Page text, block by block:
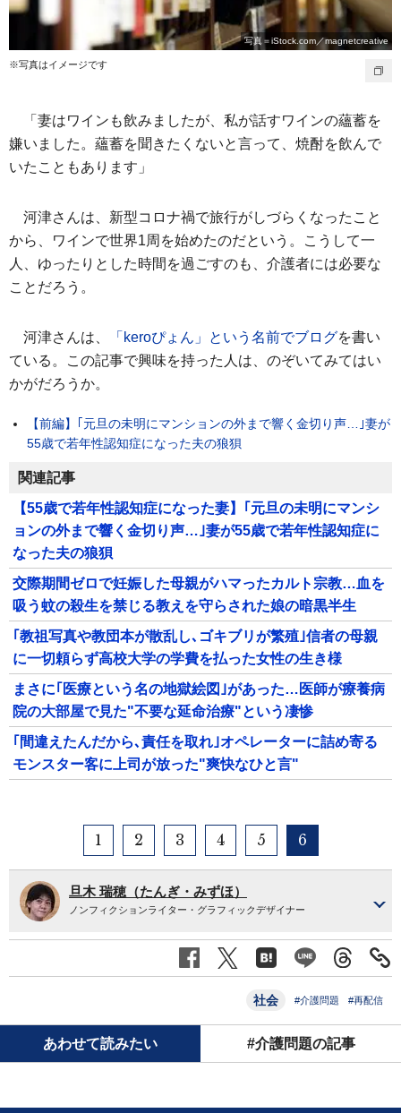
写真＝iStock.com／magnetcreative
※写真はイメージです
「妻はワインも飲みましたが、私が話すワインの蘊蓄を
嫌いました。蘊蓄を聞きたくないと言って、焼酎を飲んで
いたこともあります」
河津さんは、新型コロナ禍で旅行がしづらくなったこと
から、ワインで世界1周を始めたのだという。こうして一
人、ゆったりとした時間を過ごすのも、介護者には必要な
ことだろう。
河津さんは、 「keroぴょん」という名前でブログを書い
ている。この記事で興味を持った人は、のぞいてみてはい
かがだろうか。
【前編】｢元旦の未明にマンションの外まで響く金切り声…｣妻が
55歳で若年性認知症になった夫の狼狽
関連記事
【55歳で若年性認知症になった妻】｢元旦の未明にマンシ
ョンの外まで響く金切り声…｣妻が55歳で若年性認知症に
なった夫の狼狽
交際期間ゼロで妊娠した母親がハマったカルト宗教…血を
吸う蚊の殺生を禁じる教えを守らされた娘の暗黒半生
｢教祖写真や教団本が散乱し､ゴキブリが繁殖｣信者の母親
に一切頼らず高校大学の学費を払った女性の生き様
まさに｢医療という名の地獄絵図｣があった…医師が療養病
院の大部屋で見た"不要な延命治療"という凄惨
｢間違えたんだから､責任を取れ｣オペレーターに詰め寄る
モンスター客に上司が放った"爽快なひと言"
1 2 3 4 5 6
旦木 瑞穂（たんぎ・みずほ）
ノンフィクションライター・グラフィックデザイナー
社会 #介護問題 #再配信
あわせて読みたい #介護問題の記事